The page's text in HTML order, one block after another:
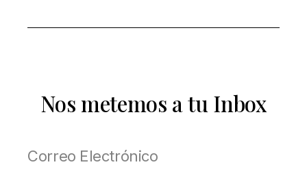
Nos metemos a tu Inbox